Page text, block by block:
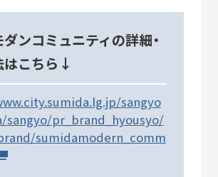
ンコミュニティの詳細・
はこちら↓
sangyo
sangyo/pr_brand_hyousyo/
sumidamodern_comm